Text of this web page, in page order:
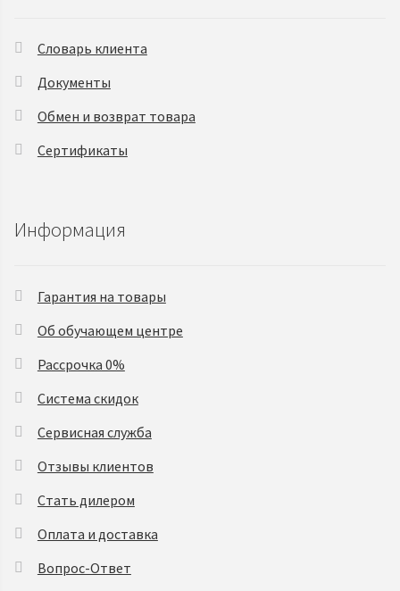
Словарь клиента
Документы
Обмен и возврат товара
Сертификаты
Информация
Гарантия на товары
Об обучающем центре
Рассрочка 0%
Система скидок
Сервисная служба
Отзывы клиентов
Стать дилером
Оплата и доставка
Вопрос-Ответ